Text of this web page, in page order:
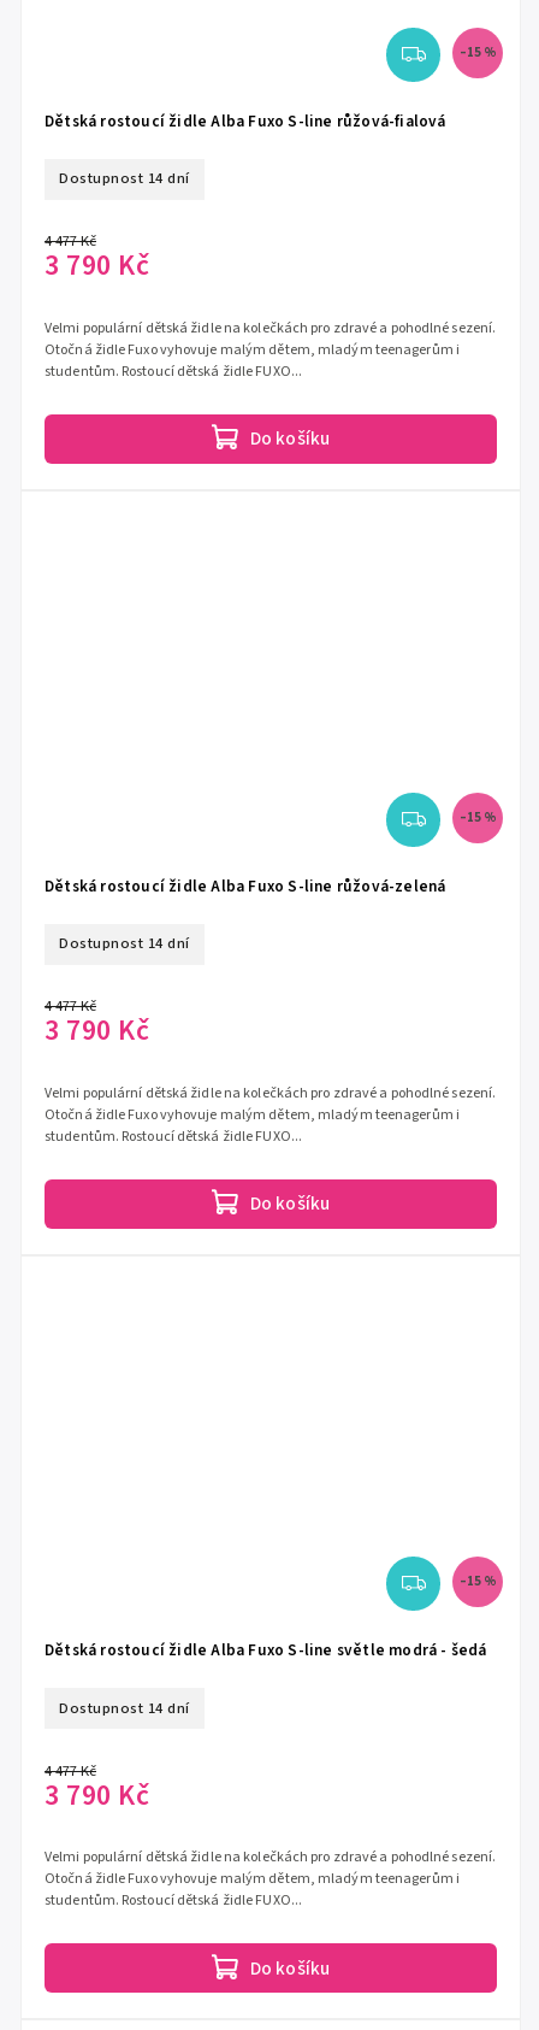
–15 %
Dětská rostoucí židle Alba Fuxo S-line růžová-fialová
Dostupnost 14 dní
4 477 Kč
3 790 Kč
Do košíku
Velmi populární dětská židle na kolečkách pro zdravé a pohodlné sezení.
Otočná židle Fuxo vyhovuje malým dětem, mladým teenagerům i
studentům. Rostoucí dětská židle FUXO...
–15 %
Dětská rostoucí židle Alba Fuxo S-line růžová-zelená
Dostupnost 14 dní
4 477 Kč
3 790 Kč
Do košíku
Velmi populární dětská židle na kolečkách pro zdravé a pohodlné sezení.
Otočná židle Fuxo vyhovuje malým dětem, mladým teenagerům i
studentům. Rostoucí dětská židle FUXO...
–15 %
Dětská rostoucí židle Alba Fuxo S-line světle modrá - šedá
Dostupnost 14 dní
4 477 Kč
3 790 Kč
Do košíku
Velmi populární dětská židle na kolečkách pro zdravé a pohodlné sezení.
Otočná židle Fuxo vyhovuje malým dětem, mladým teenagerům i
studentům. Rostoucí dětská židle FUXO...